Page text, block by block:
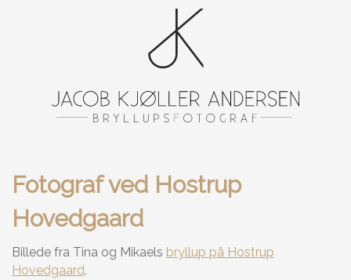
Fotograf ved Hostrup
Hovedgaard
Billede fra Tina og Mikaels bryllup på Hostrup
Hovedgaard.